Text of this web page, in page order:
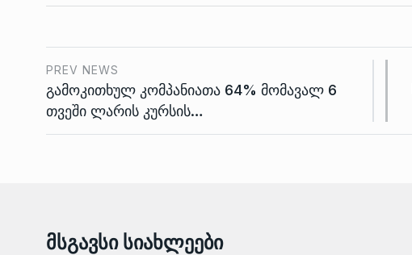
PREV NEWS
გამოკითხულ კომპანიათა 64% მომავალ 6
თვეში ლარის კურსის…
Მსგავსი Სიახლეები